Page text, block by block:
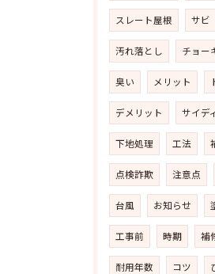
スレート屋根 サビ
汚れ落とし チョー
臭い メリット
デメリット サイデ
下地処理 工法
点検詐欺 注意点
台風 お知らせ
工事前 時期 補
耐用年数 コツ